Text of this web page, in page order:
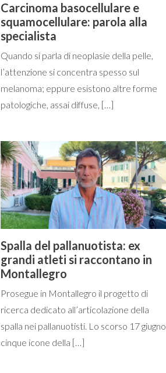
Carcinoma basocellulare e
squamocellulare: parola alla
specialista
Quando si parla di neoplasie della pelle,
l’attenzione si concentra spesso sul
melanoma; eppure esistono altre forme
patologiche, assai diffuse, […]
Spalla del pallanuotista: ex
grandi atleti si raccontano in
Montallegro
Prosegue in Montallegro il progetto di
ricerca dedicato all’articolazione della
spalla nei pallanuotisti. Lo scorso 17 giugno
cinque icone della […]